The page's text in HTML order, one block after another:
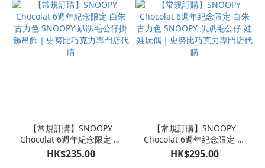
【常規訂購】SNOOPY
Chocolat 6週年紀念限定 白
朱古力色 SNOOPY 趴趴毛公
仔掛飾吊飾｜史努比巧克力
HK$235.00
【常規訂購】SNOOPY
Chocolat 6週年紀念限定 白
朱古力色 SNOOPY 趴趴毛公
仔 娃娃玩偶｜史努比巧克力
HK$295.00